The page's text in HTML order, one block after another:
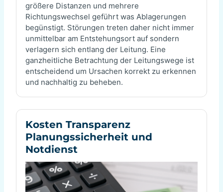
größere Distanzen und mehrere
Richtungswechsel geführt was Ablagerungen
begünstigt. Störungen treten daher nicht immer
unmittelbar am Entstehungsort auf sondern
verlagern sich entlang der Leitung. Eine
ganzheitliche Betrachtung der Leitungswege ist
entscheidend um Ursachen korrekt zu erkennen
und nachhaltig zu beheben.
Kosten Transparenz
Planungssicherheit und
Notdienst